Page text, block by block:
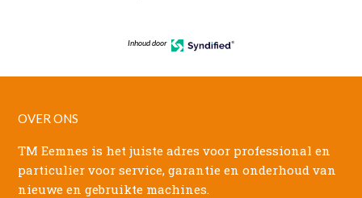
Inhoud door
OVER ONS
TM Eemnes is het juiste adres voor professional en
particulier voor service, garantie en onderhoud van
nieuwe en gebruikte machines.